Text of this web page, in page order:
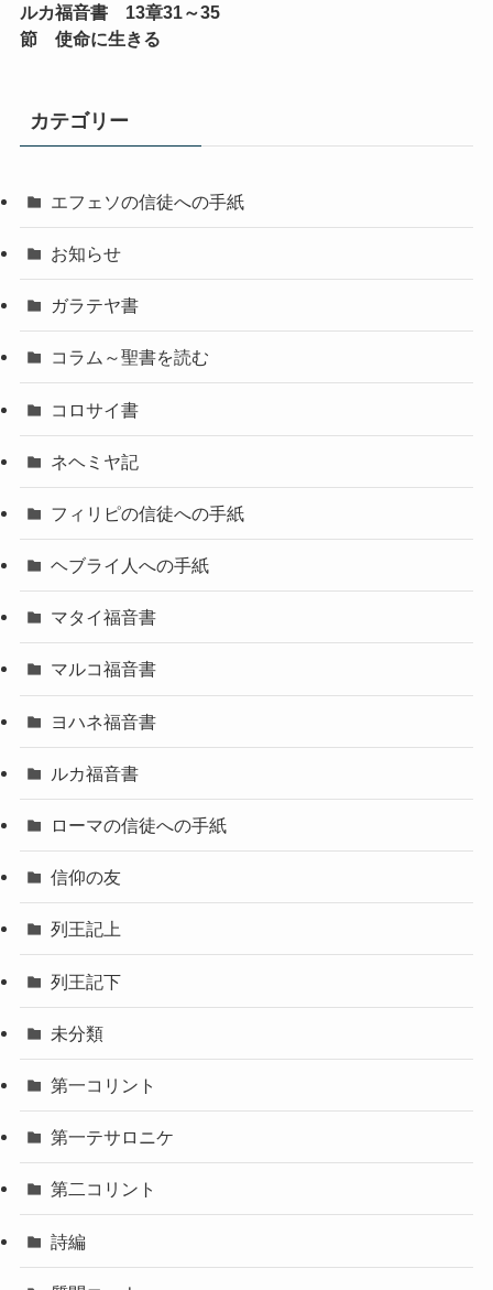
ルカ福音書 13章31～35
節 使命に生きる
カテゴリー
エフェソの信徒への手紙
お知らせ
ガラテヤ書
コラム～聖書を読む
コロサイ書
ネヘミヤ記
フィリピの信徒への手紙
ヘブライ人への手紙
マタイ福音書
マルコ福音書
ヨハネ福音書
ルカ福音書
ローマの信徒への手紙
信仰の友
列王記上
列王記下
未分類
第一コリント
第一テサロニケ
第二コリント
詩編